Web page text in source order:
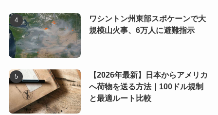
ワシントン州東部スポケーンで大
規模山火事、6万人に避難指示
【2026年最新】日本からアメリカ
へ荷物を送る方法｜100ドル規制
と最適ルート比較